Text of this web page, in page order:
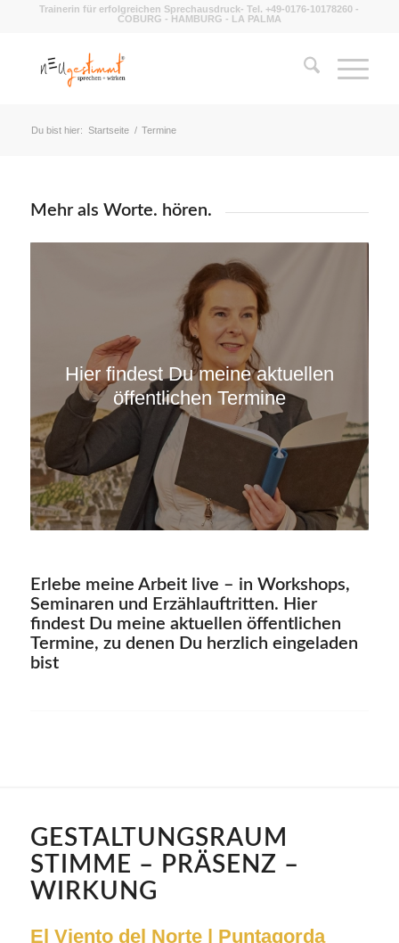
Trainerin für erfolgreichen Sprechausdruck- Tel. +49-0176-10178260 -
COBURG - HAMBURG - LA PALMA
Du bist hier: Startseite / Termine
Mehr als Worte. hören.
Hier findest Du meine aktuellen
öffentlichen Termine
Erlebe meine Arbeit live – in Workshops,
Seminaren und Erzählauftritten. Hier
findest Du meine aktuellen öffentlichen
Termine, zu denen Du herzlich eingeladen
bist
GESTALTUNGSRAUM
STIMME – PRÄSENZ –
WIRKUNG
El Viento del Norte | Puntagorda